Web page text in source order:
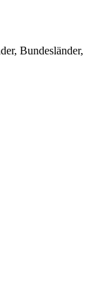
Bundesländer,